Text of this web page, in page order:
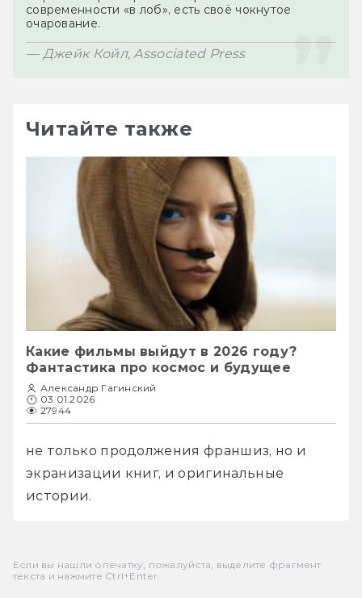
современности «в лоб», есть своё чокнутое
— Джейк Койл, Associated Press
Читайте также
Какие фильмы выйдут в 2026 году?
Фантастика про космос и будущее
Александр Гагинский
03.01.2026
27944
не только продолжения франшиз, но и
экранизации книг, и оригинальные
истории.
Если вы нашли опечатку, пожалуйста, выделите фрагмент
текста и нажмите Ctrl+Enter.